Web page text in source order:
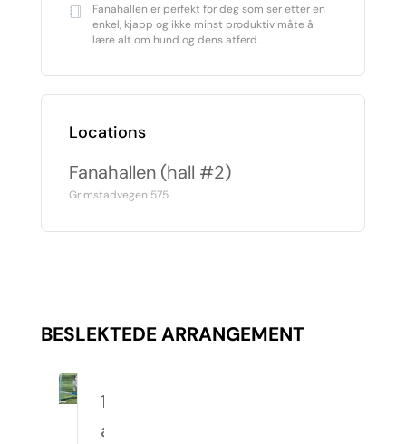
Fanahallen er perfekt for deg som ser etter en
enkel, kjapp og ikke minst produktiv måte å
lære alt om hund og dens atferd.
Locations
Fanahallen (hall #2)
Grimstadvegen 575
BESLEKTEDE ARRANGEMENT
10.
august